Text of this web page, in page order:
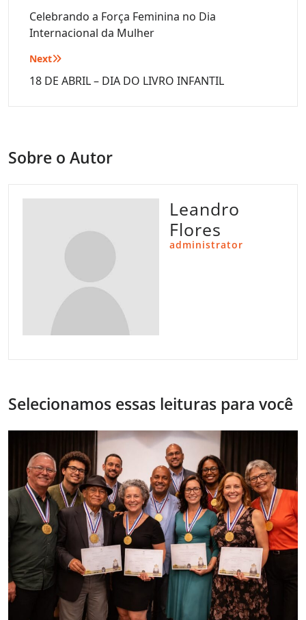
de
Post
Celebrando a Força Feminina no Dia
Internacional da Mulher
Next
18 DE ABRIL – DIA DO LIVRO INFANTIL
Sobre o Autor
Leandro
Flores
administrator
Selecionamos essas leituras para você